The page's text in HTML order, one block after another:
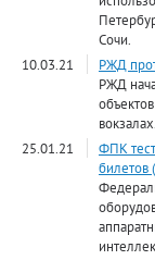
Сочи.
10.03.21
РЖД
РЖД
вокзалах.
25.01.21
ФПК
билетов